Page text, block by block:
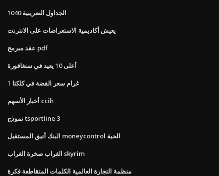
الجداول الضريبية 1040
يعيش أكاديمية الاستعراضات على الانترنت
عقد مبرمج pdf
أعلى 10 يعيد في سنغافورة
1 غرام سعر الفضة في كلكتا
أخبار الأسهم ccih
نموذج tsportline 3
البنك أنيق المستقبل moneycontrol الحية
الغراب صخرة الغراب skyrim
منظمة التجارة العالمية الكلمات المتقاطعة فكرة